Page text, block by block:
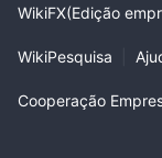
dificuldade para
mesma forma, a
deixa os clientes
WikiFX(Edição
WikiPesquisa
Cooperação